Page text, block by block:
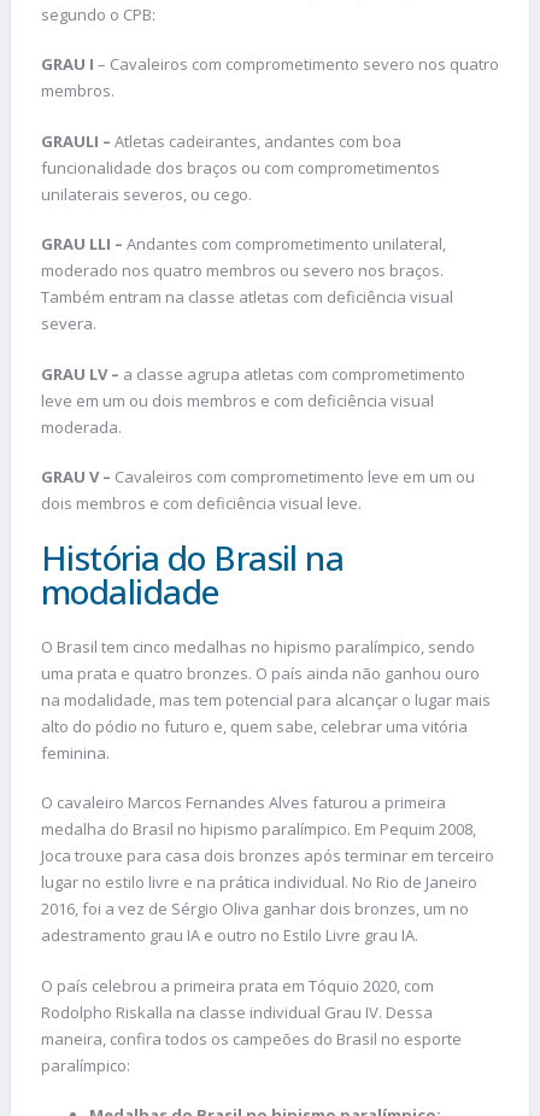
segundo o CPB:
GRAU I – Cavaleiros com comprometimento severo nos quatro
membros.
GRAULI – Atletas cadeirantes, andantes com boa
funcionalidade dos braços ou com comprometimentos
unilaterais severos, ou cego.
GRAU LLI – Andantes com comprometimento unilateral,
moderado nos quatro membros ou severo nos braços.
Também entram na classe atletas com deficiência visual
severa.
GRAU LV – a classe agrupa atletas com comprometimento
leve em um ou dois membros e com deficiência visual
moderada.
GRAU V – Cavaleiros com comprometimento leve em um ou
dois membros e com deficiência visual leve.
História do Brasil na
modalidade
O Brasil tem cinco medalhas no hipismo paralímpico, sendo
uma prata e quatro bronzes. O país ainda não ganhou ouro
na modalidade, mas tem potencial para alcançar o lugar mais
alto do pódio no futuro e, quem sabe, celebrar uma vitória
feminina.
O cavaleiro Marcos Fernandes Alves faturou a primeira
medalha do Brasil no hipismo paralímpico. Em Pequim 2008,
Joca trouxe para casa dois bronzes após terminar em terceiro
lugar no estilo livre e na prática individual. No Rio de Janeiro
2016, foi a vez de Sérgio Oliva ganhar dois bronzes, um no
adestramento grau IA e outro no Estilo Livre grau IA.
O país celebrou a primeira prata em Tóquio 2020, com
Rodolpho Riskalla na classe individual Grau IV. Dessa
maneira, confira todos os campeões do Brasil no esporte
paralímpico: